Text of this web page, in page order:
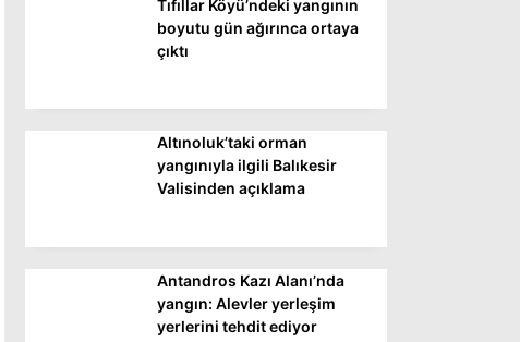
Tıfıllar Köyü’ndeki yangının
boyutu gün ağırınca ortaya
çıktı
Altınoluk’taki orman
yangınıyla ilgili Balıkesir
Valisinden açıklama
Antandros Kazı Alanı’nda
yangın: Alevler yerleşim
yerlerini tehdit ediyor